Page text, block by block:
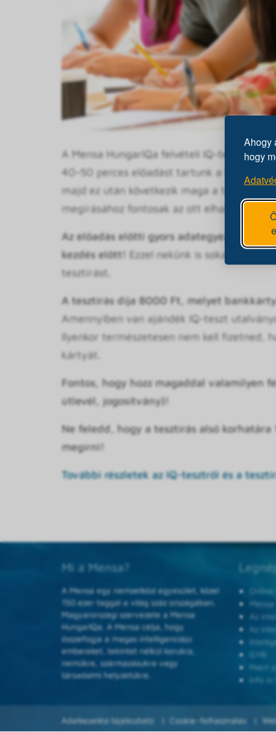
Ahogy
hogy
A Mensa HungarIQa felvételi IQ-tesztje
40-50 perces előadást tartunk a Mensáról,
majd ez után következik maga a tesztírás.
megírásához fontosak az ott elhangzó
Az előadás előtti gyors adategyeztetés és
kezdés előtt! Ezzel nekünk is sokat
tesztírást.
A tesztírás díja 8000 Ft, melyet
Amennyiben van ajándék IQ-teszt
Ilyenkor természetesen nem kell fizetned,
kártyát.
Fontos, hogy hozz magaddal valamilyen
útlevél, jogosítvány)!
Ne feledd, hogy a tesztírás alsó korhatára
megírni!
További részletek az IQ-tesztről és a
Mi a Mensa?
A Mensa egy nemzetközi egyesület, közel
150 ezer taggal a világ száz országában.
Magyarországi szervezete a Mensa
HungarIQa. A Mensa célja, hogy
összefogja a magas intelligenciájú
embereket, tekintet nélkül korukra,
nemükre, származásukra vagy
társadalmi helyzetükre.
Az
Az
GYIK
Miért
Info in
Adatkezelési tájékoztató Cookie-felhasználás